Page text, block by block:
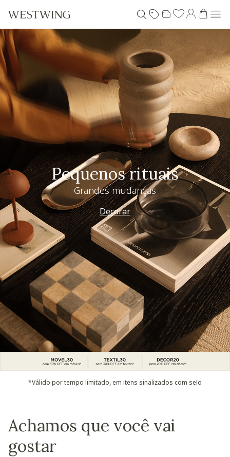
Pequenos rituais
Grandes mudanças
Decorar
*Válido por tempo limitado, em itens sinalizados com selo
Achamos que você vai
gostar